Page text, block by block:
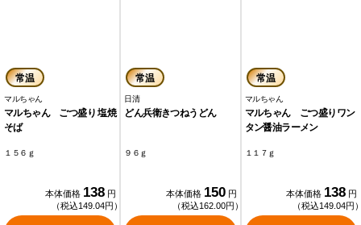
常温
マルちゃん
マルちゃん ごつ盛り 塩焼
そば
１５６ｇ
本体価格 138 円
（税込149.04円）
常温
日清
どん兵衛きつねうどん
９６ｇ
本体価格 150 円
（税込162.00円）
常温
マルちゃん
マルちゃん ごつ盛りワン
タン醤油ラーメン
１１７ｇ
本体価格 138 円
（税込149.04円